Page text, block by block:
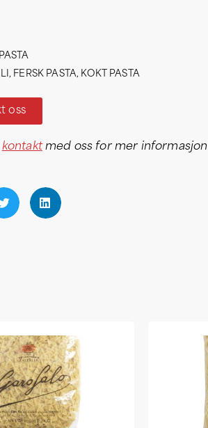
PASTA
, FERSK PASTA, KOKT PASTA
oss
kontaktmed oss for mer